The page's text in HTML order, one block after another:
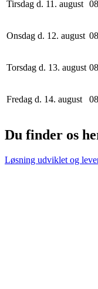
Tirsdag d. 11. august 08
Onsdag d. 12. august 08
Torsdag d. 13. august 08
Fredag d. 14. august 08
Du finder os
Løsning udviklet og